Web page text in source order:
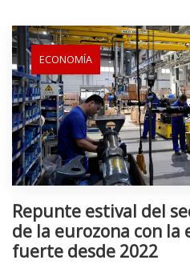
ECONOMÍA
Repunte estival del
de la eurozona con la
fuerte desde 2022